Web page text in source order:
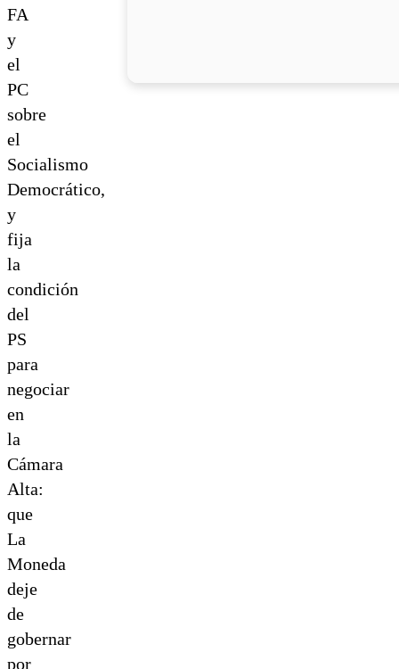
FA
y
el
PC
sobre
el
Socialismo
Democrático,
y
fija
la
condición
del
PS
para
negociar
en
la
Cámara
Alta:
que
La
Moneda
deje
de
gobernar
por